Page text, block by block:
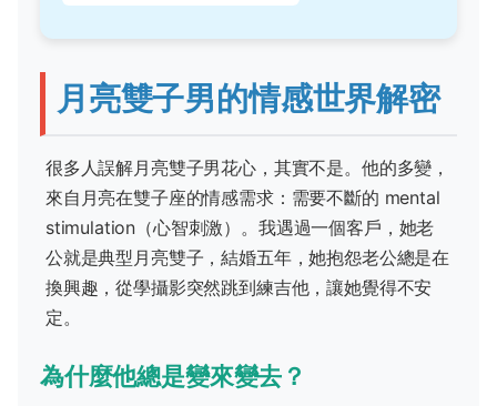
月亮雙子男的情感世界解密
很多人誤解月亮雙子男花心，其實不是。他的多變，
來自月亮在雙子座的情感需求：需要不斷的 mental
stimulation（心智刺激）。我遇過一個客戶，她老
公就是典型月亮雙子，結婚五年，她抱怨老公總是在
換興趣，從學攝影突然跳到練吉他，讓她覺得不安
定。
為什麼他總是變來變去？